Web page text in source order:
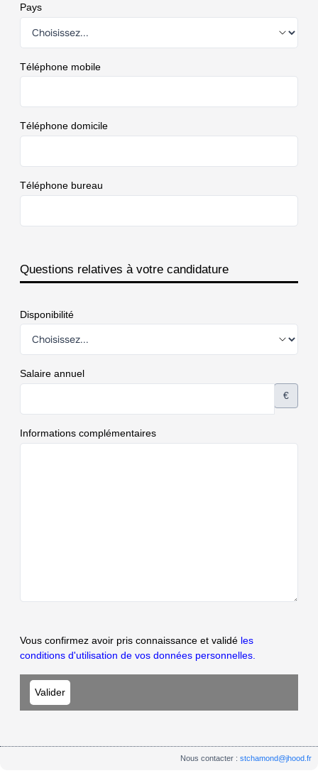
Pays
Téléphone mobile
Téléphone domicile
Téléphone bureau
Questions relatives à votre candidature
Disponibilité
Salaire annuel
€
Informations complémentaires
Vous confirmez avoir pris connaissance et validé les
conditions d'utilisation de vos données personnelles.
Nous contacter :stchamond@jhood.fr